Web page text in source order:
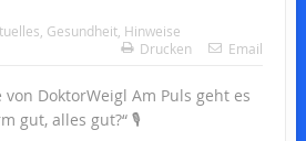
, Gesundheit, Hinweise
Drucken
Email
DoktorWeigl Am Puls geht es
gut, alles gut?“ 🎙️